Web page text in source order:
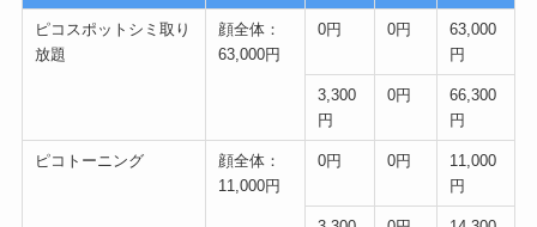
ピコスポットシミ取り
放題
顔全体：
63,000円
0円 0円
63,000
円
3,300
円
0円
66,300
円
ピコトーニング
顔全体：
11,000円
0円 0円
11,000
円